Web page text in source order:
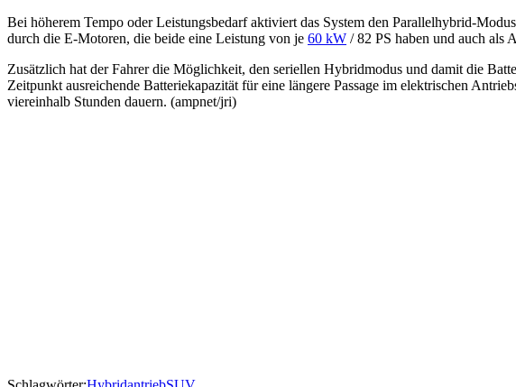
Bei höherem Tempo oder Leistungsbedarf aktiviert das System den Parallelhybrid-
durch die E-Motoren, die beide eine Leistung von je 60 kW / 82 PS haben und auch als
Zusätzlich hat der Fahrer die Möglichkeit, den seriellen Hybridmodus und damit die
Zeitpunkt ausreichende Batteriekapazität für eine längere Passage im elektrischen
viereinhalb Stunden dauern. (ampnet/jri)